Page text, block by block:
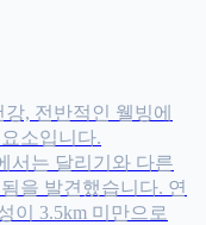
, 전반적인 웰빙에
소입니다.
서는 달리기와 다른
을 발견했습니다. 연
이 3.5km 미만으로